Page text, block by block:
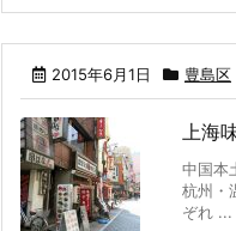
2015年6月1日 豊島区
上海
中国本
杭州・
ぞれ ...